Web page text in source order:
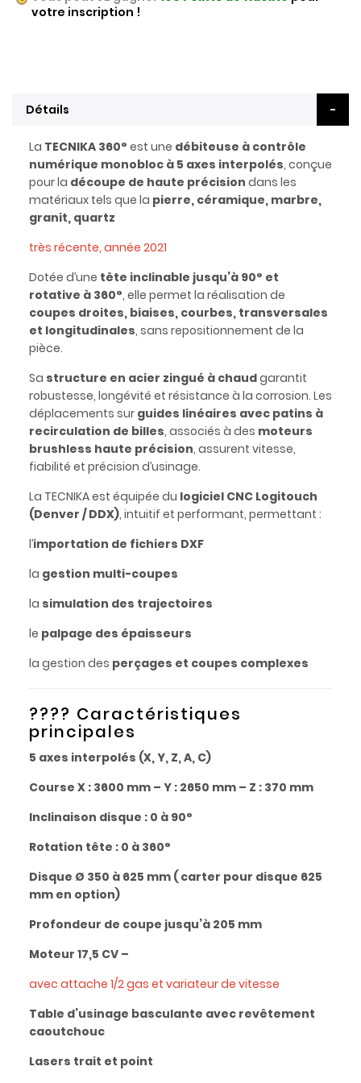
votre inscription !
Détails
La TECNIKA 360° est une débiteuse à contrôle
numérique monobloc à 5 axes interpolés, conçue
pour la découpe de haute précision dans les
matériaux tels que la pierre, céramique, marbre,
granit, quartz
très récente, année 2021
Dotée d’une tête inclinable jusqu’à 90° et
rotative à 360°, elle permet la réalisation de
coupes droites, biaises, courbes, transversales
et longitudinales, sans repositionnement de la
pièce.
Sa structure en acier zingué à chaudgarantit
robustesse, longévité et résistance à la corrosion. Les
déplacements sur guides linéaires avec patins à
recirculation de billes, associés à des moteurs
brushless haute précision, assurent vitesse,
fiabilité et précision d’usinage.
La TECNIKA est équipée du logiciel CNC Logitouch
(Denver / DDX), intuitif et performant, permettant :
l’importation de fichiers DXF
la gestion multi-coupes
la simulation des trajectoires
le palpage des épaisseurs
la gestion des perçages et coupes complexes
???? Caractéristiques
principales
5 axes interpolés (X, Y, Z, A, C)
Course X : 3600 mm – Y : 2650 mm – Z : 370 mm
Inclinaison disque : 0 à 90°
Rotation tête : 0 à 360°
Disque Ø 350 à 625 mm ( carter pour disque 625
mm en option)
Profondeur de coupe jusqu’à 205 mm
Moteur 17,5 CV –
avec attache 1/2 gas et variateur de vitesse
Table d’usinage basculante avec revêtement
caoutchouc
Lasers trait et point